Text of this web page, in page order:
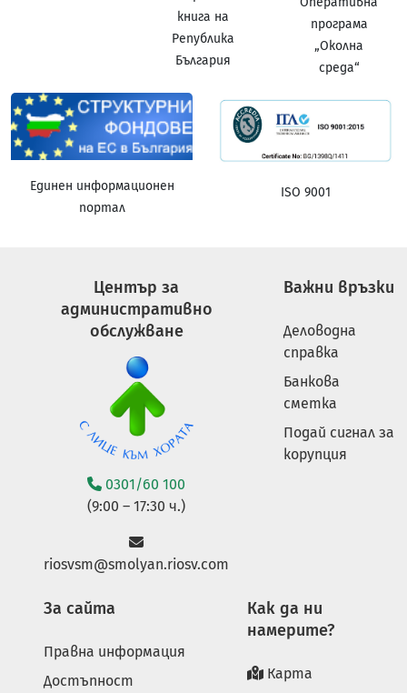
книга на
Република
България
програма
„Околна
среда“
Единен информационен
портал
ISO 9001
Център за
административно
обслужване
0301/60 100
(9:00 – 17:30 ч.)
riosvsm@smolyan.riosv.com
Важни връзки
Деловодна
справка
Банкова
сметка
Подай сигнал за
корупция
За сайта
Правна информация
Достъпност
Как да ни
намерите?
Карта